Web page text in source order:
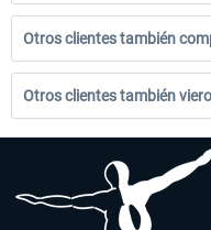
Otros clientes también
Otros clientes también